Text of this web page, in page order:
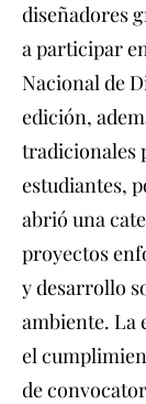
diseñadores
a participar
Nacional de
edición,
tradicionales
estudiantes,
abrió una
proyectos
y desarrollo
ambiente. La
el
de